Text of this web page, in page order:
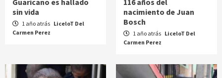
Guaricano es hallado
sin vida
1 año atrás LiceloT Del
Carmen Perez
116 años del
nacimiento de Juan
Bosch
1 año atrás LiceloT Del
Carmen Perez